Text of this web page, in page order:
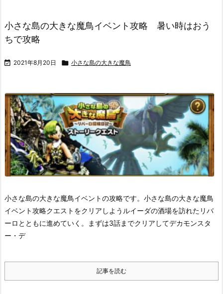
小さな島の大きな魔鳥イベント攻略 暑い時はおう
ちで攻略
 2021年8月20日  小さな島の大きな魔鳥
小さな島の大きな魔鳥イベントの攻略です。 小さな島の大きな魔鳥
イベント攻略クエストをクリアしよう ルイーダの酒場を訪れたリバ
ーロとともに進めていく。まずは3話までクリアしてデカモンスタ
ー・デ
記事を読む